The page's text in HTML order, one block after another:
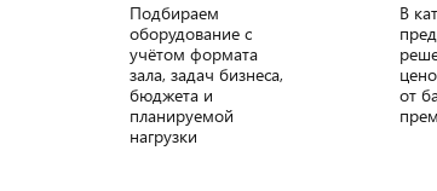
Подбираем
оборудование с
учётом формата
зала, задач бизнеса,
бюджета и
планируемой
нагрузки
В
от